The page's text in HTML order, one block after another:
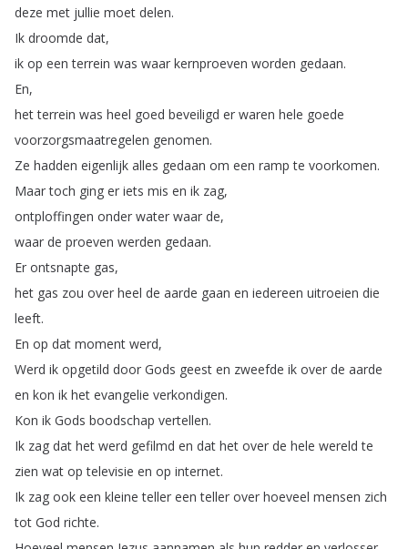
deze met jullie moet delen.
Ik droomde dat,
ik op een terrein was waar kernproeven worden gedaan.
En,
het terrein was heel goed beveiligd er waren hele goede
voorzorgsmaatregelen genomen.
Ze hadden eigenlijk alles gedaan om een ramp te voorkomen.
Maar toch ging er iets mis en ik zag,
ontploffingen onder water waar de,
waar de proeven werden gedaan.
Er ontsnapte gas,
het gas zou over heel de aarde gaan en iedereen uitroeien die
leeft.
En op dat moment werd,
Werd ik opgetild door Gods geest en zweefde ik over de aarde
en kon ik het evangelie verkondigen.
Kon ik Gods boodschap vertellen.
Ik zag dat het werd gefilmd en dat het over de hele wereld te
zien wat op televisie en op internet.
Ik zag ook een kleine teller een teller over hoeveel mensen zich
tot God richte.